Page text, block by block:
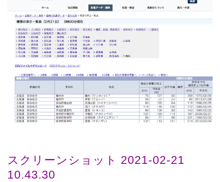
スクリーンショット 2021-02-21
10.43.30